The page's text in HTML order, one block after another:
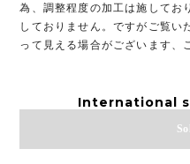
為、調整程度の加工は施してお
しておりません。ですがご覧い
って見える場合がございます、
International